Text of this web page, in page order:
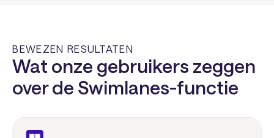
BEWEZEN RESULTATEN
Wat onze gebruikers zeggen
over de Swimlanes-functie